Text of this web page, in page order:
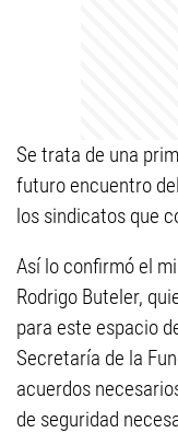
Se trata de una
futuro encuentro
los sindicatos que
Así lo confirmó el
Rodrigo Buteler,
para este espacio
Secretaría de la
acuerdos
de seguridad